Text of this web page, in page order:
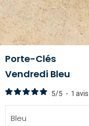
Porte-Clés
Vendredi Bleu
5/5 - 1 avis
Bleu